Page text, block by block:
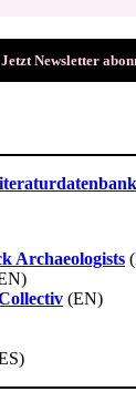
Archaeologists
(EN)